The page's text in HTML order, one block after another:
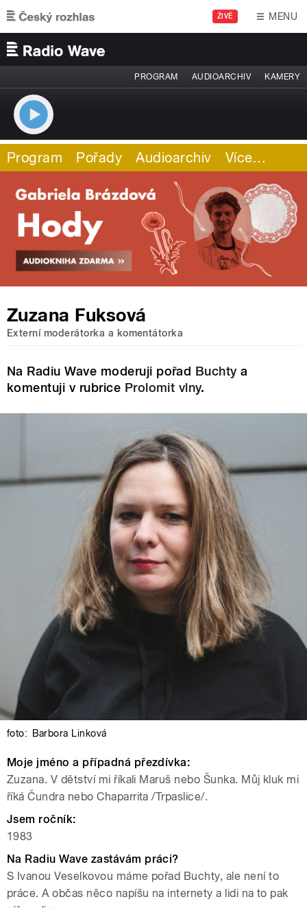
Přejít k hlavnímu obsahu
ŽIVĚ MENU
PROGRAM AUDIOARCHIV KAMERY
Program Pořady Audioarchiv Více…
Zuzana Fuksová
Externí moderátorka a komentátorka
Na Radiu Wave moderuji pořad Buchtya
komentuji v rubrice Prolomit vlny.
foto: Barbora Linková
Moje jméno a případná přezdívka:
Zuzana. V dětství mi říkali Maruš nebo Šunka. Můj kluk mi
říká Čundra nebo Chaparrita /Trpaslice/.
Jsem ročník:
1983
Na Radiu Wave zastávám práci?
S Ivanou Veselkovou máme pořad Buchty, ale není to
práce. A občas něco napíšu na internety a lidi na to pak